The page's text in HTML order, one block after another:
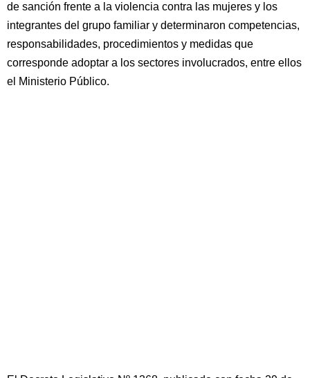
de sanción frente a la violencia contra las mujeres y los
integrantes del grupo familiar y determinaron competencias,
responsabilidades, procedimientos y medidas que
corresponde adoptar a los sectores involucrados, entre ellos
el Ministerio Público.